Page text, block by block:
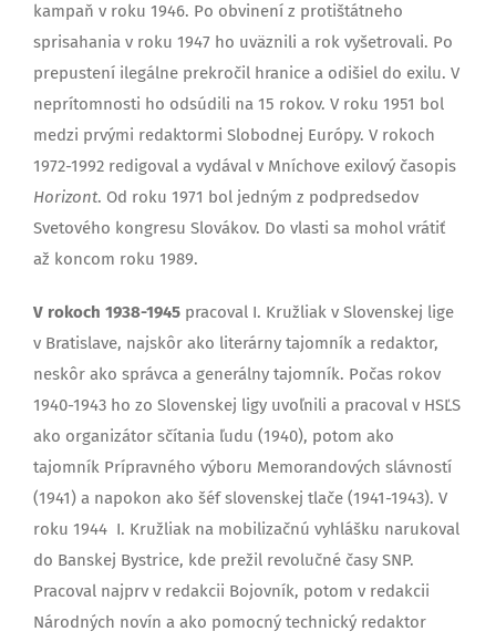
kampaň v roku 1946. Po obvinení z protištátneho
sprisahania v roku 1947 ho uväznili a rok vyšetrovali. Po
prepustení ilegálne prekročil hranice a odišiel do exilu. V
neprítomnosti ho odsúdili na 15 rokov. V roku 1951 bol
medzi prvými redaktormi Slobodnej Európy. V rokoch
1972-1992 redigoval a vydával v Mníchove exilový časopis
Horizont. Od roku 1971 bol jedným z podpredsedov
Svetového kongresu Slovákov. Do vlasti sa mohol vrátiť
až koncom roku 1989.
V rokoch 1938-1945 pracoval I. Kružliak v Slovenskej lige
v Bratislave, najskôr ako literárny tajomník a redaktor,
neskôr ako správca a generálny tajomník. Počas rokov
1940-1943 ho zo Slovenskej ligy uvoľnili a pracoval v HSĽS
ako organizátor sčítania ľudu (1940), potom ako
tajomník Prípravného výboru Memorandových slávností
(1941) a napokon ako šéf slovenskej tlače (1941-1943). V
roku 1944 I. Kružliak na mobilizačnú vyhlášku narukoval
do Banskej Bystrice, kde prežil revolučné časy SNP.
Pracoval najprv v redakcii Bojovník, potom v redakcii
Národných novín a ako pomocný technický redaktor